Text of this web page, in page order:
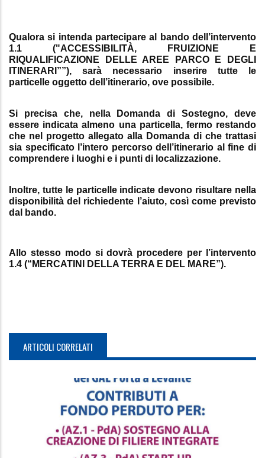
Qualora si intenda partecipare al bando dell’intervento
1.1 ("ACCESSIBILITÀ, FRUIZIONE E
RIQUALIFICAZIONE DELLE AREE PARCO E DEGLI
ITINERARI””), sarà necessario inserire tutte le
particelle oggetto dell’itinerario, ove possibile.
Si precisa che, nella Domanda di Sostegno, deve
essere indicata almeno una particella, fermo restando
che nel progetto allegato alla Domanda di che trattasi
sia specificato l’intero percorso dell’itinerario al fine di
comprendere i luoghi e i punti di localizzazione.
Inoltre, tutte le particelle indicate devono risultare nella
disponibilità del richiedente l’aiuto, così come previsto
dal bando.
Allo stesso modo si dovrà procedere per l’intervento
1.4 (“MERCATINI DELLA TERRA E DEL MARE”).
ARTICOLI CORRELATI